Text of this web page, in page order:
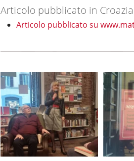
Articolo pubblicato in
Articolo pubblicato su